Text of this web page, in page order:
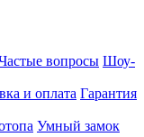
вопросы Шоу-
и оплата Гарантия
Умный замок